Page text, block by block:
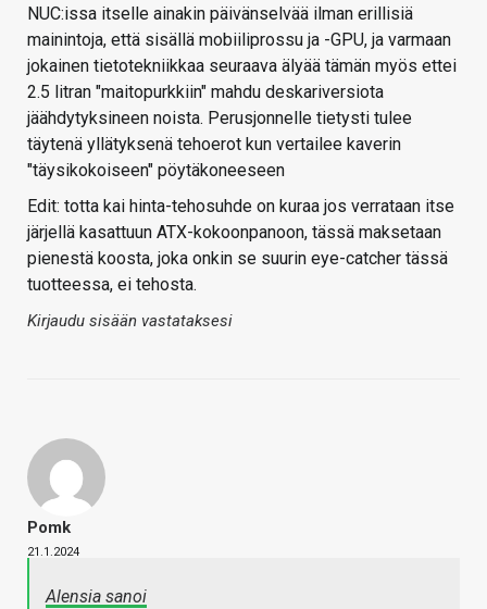
NUC:issa itselle ainakin päivänselvää ilman erillisiä
mainintoja, että sisällä mobiiliprossu ja -GPU, ja varmaan
jokainen tietotekniikkaa seuraava älyää tämän myös ettei
2.5 litran "maitopurkkiin" mahdu deskariversiota
jäähdytyksineen noista. Perusjonnelle tietysti tulee
täytenä yllätyksenä tehoerot kun vertailee kaverin
"täysikokoiseen" pöytäkoneeseen
Edit: totta kai hinta-tehosuhde on kuraa jos verrataan itse
järjellä kasattuun ATX-kokoonpanoon, tässä maksetaan
pienestä koosta, joka onkin se suurin eye-catcher tässä
tuotteessa, ei tehosta.
Kirjaudu sisään vastataksesi
Pomk
21.1.2024
Alensia sanoi